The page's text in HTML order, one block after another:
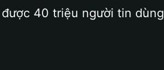
40 triệu người tin dùng